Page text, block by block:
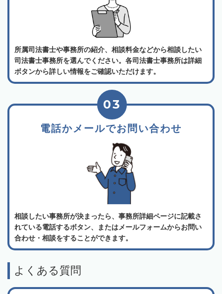
所属司法書士や事務所の紹介、相談料金などから相談したい
司法書士事務所を選んでください。各司法書士事務所は詳細
ボタンから詳しい情報をご確認いただけます。
電話かメールでお問い合わせ
03
相談したい事務所が決まったら、事務所詳細ページに記載さ
れている電話するボタン、またはメールフォームからお問い
合わせ・相談をすることができます。
よくある質問